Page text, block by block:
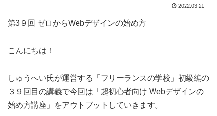
2022.03.21
第3９回 ゼロからWebデザインの始め方
こんにちは！
しゅうへい氏が運営する「フリーランスの学校」初級編の
３９回目の講義で今回は「超初心者向け Webデザインの
始め方講座」をアウトプットしていきます。